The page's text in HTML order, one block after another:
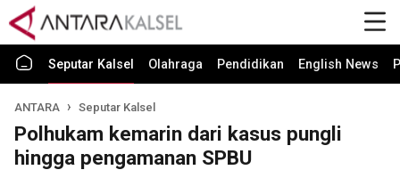
Seputar Kalsel Olahraga Pendidikan English News
ANTARA Seputar Kalsel
Polhukam kemarin dari kasus pungli
hingga pengamanan SPBU